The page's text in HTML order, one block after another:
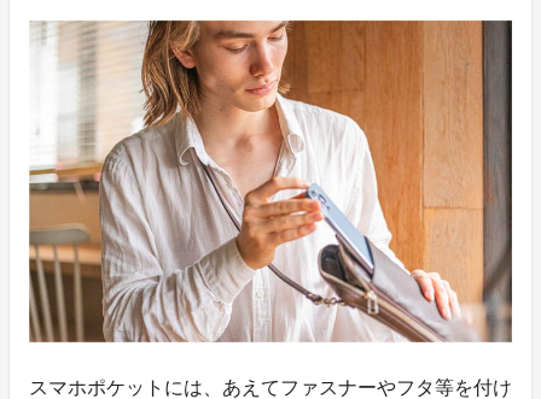
スマホポケットには、あえてファスナーやフタ等を付け